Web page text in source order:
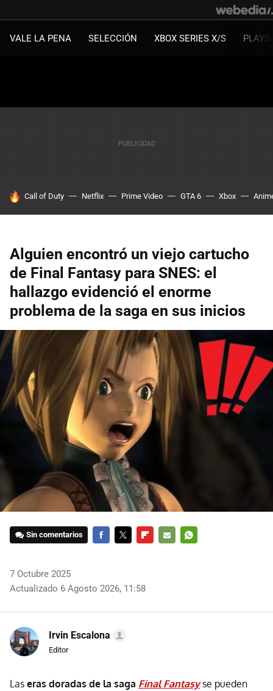
VALE LA PENA SELECCIÓN XBOX SERIES X/S
HOY SE HABLA DE
Call of Duty Netflix Prime Video GTA 6 Xbox
Alguien encontró un viejo cartucho
de Final Fantasy para SNES: el
hallazgo evidenció el enorme
problema de la saga en sus inicios
Sin comentarios
7 Octubre 2025
Actualizado 6 Agosto 2026, 11:58
Irvin Escalona
Editor
Las eras doradas de la saga Final Fantasy se pueden